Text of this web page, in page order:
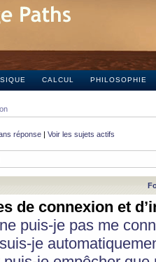
CALCUL PHILOSOPHIE
réponse | Voir les sujets actifs
de connexion et
puis-je pas me
je